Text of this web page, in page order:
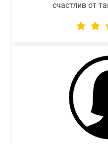
счастлив от